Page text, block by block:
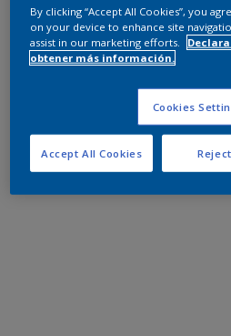
By clicking “Accept All Cookies”, you
on your device to enhance site
assist in our marketing efforts.
obtener más información.
Cookies
Accept All Cookies